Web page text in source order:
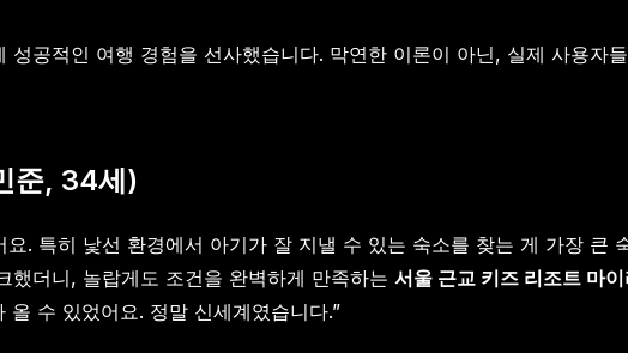
공적인 여행 경험을 선사했습니다. 막연한 이론이 아닌, 실제 사용자
준, 34세)
. 특히 낯선 환경에서 아기가 잘 지낼 수 있는 숙소를 찾는 게 가장 큰
더니, 놀랍게도 조건을 완벽하게 만족하는 서울 근교 키즈 리조트 마
수 있었어요. 정말 신세계였습니다.”